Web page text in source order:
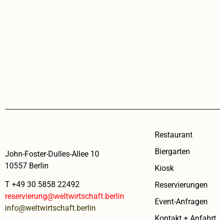
John-Foster-Dulles-Allee 10
10557 Berlin
T +49 30 5858 22492
reservierung@weltwirtschaft.berlin
info@weltwirtschaft.berlin
Restaurant
Biergarten
Kiosk
Reservierungen
Event-Anfragen